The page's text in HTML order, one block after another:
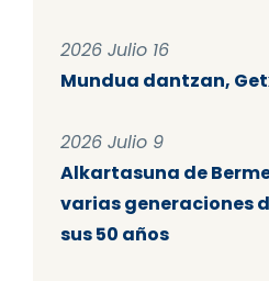
2026 Julio 16
Mundua dantzan,
2026 Julio 9
Alkartasuna de
varias generaciones
sus 50 años